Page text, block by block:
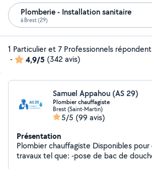
Plomberie - Installation sanitaire
à Brest (29)
1 Particulier et 7 Professionnels répondent
-
4,9/5 (342 avis)
Samuel Appahou (AS 29)
Plombier chauffagiste
Brest (Saint-Martin)
5/5 (99 avis)
Présentation
Plombier chauffagiste Disponibles pour différents
travaux tel que: -pose de bac de douche - pose de